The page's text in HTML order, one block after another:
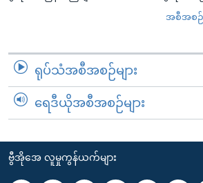
အစီအစဉ်
ရုပ်သံအစီအစဉ်များ
ရေဒီယိုအစီအစဉ်များ
ဗွီအိုအေ လူမှုကွန်ယက်များ